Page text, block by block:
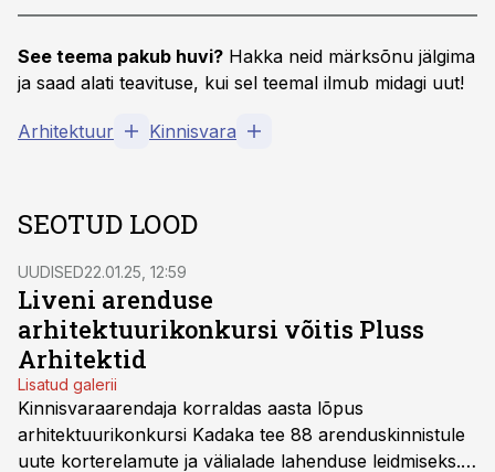
See teema pakub huvi? Hakka neid märksõnu jälgima
ja saad alati teavituse, kui sel teemal ilmub midagi uut!
Arhitektuur Kinnisvara
SEOTUD LOOD
UUDISED22.01.25, 12:59
Liveni arenduse
arhitektuurikonkursi võitis Pluss
Arhitektid
Lisatud galerii
Kinnisvaraarendaja korraldas aasta lõpus
arhitektuurikonkursi Kadaka tee 88 arenduskinnistule
uute korterelamute ja välialade lahenduse leidmiseks.